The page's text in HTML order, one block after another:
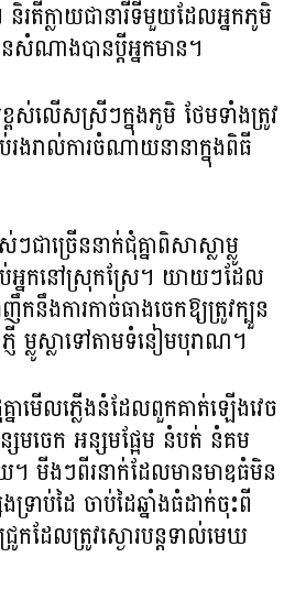
រតីក្លាយជានារីទីមួយដែលអ្នកភូមិ
នសំណាងបានប្ដីអ្នកមាន។
ខ្ពស់លើសស្រីៗក្នុងភូមិ ថែមទាំងត្រូវ
ងរាល់ការចំណាយនានាក្នុងពិធី
ជាច្រើននាក់ជុំគ្នាពិសាស្លាម្លូ
ប់អ្នកនៅស្រុកស្រែ។ យាយៗដែល
នឹងការកាច់ធាងចេកឱ្យត្រូវក្បួន
ម្លូស្លាទៅតាមទំនៀមបុរាណ។
ាមើលភ្លើងនំដែលពួកគាត់ឡើងវេច
សមចេក អន្សមផ្អែម នំបត់ នំគម
មីងៗពីរនាក់ដែលមានមាឌធំមិន
រាប់ដៃ ចាប់ដៃឆ្នាំងធំដាក់ចុះពី
រូកដែលត្រូវស្ងោរបន្តទាល់មេឃ